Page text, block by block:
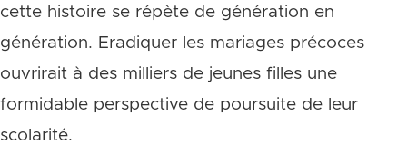
cette histoire se répète de génération en
génération. Eradiquer les mariages précoces
ouvrirait à des milliers de jeunes filles une
formidable perspective de poursuite de leur
scolarité.